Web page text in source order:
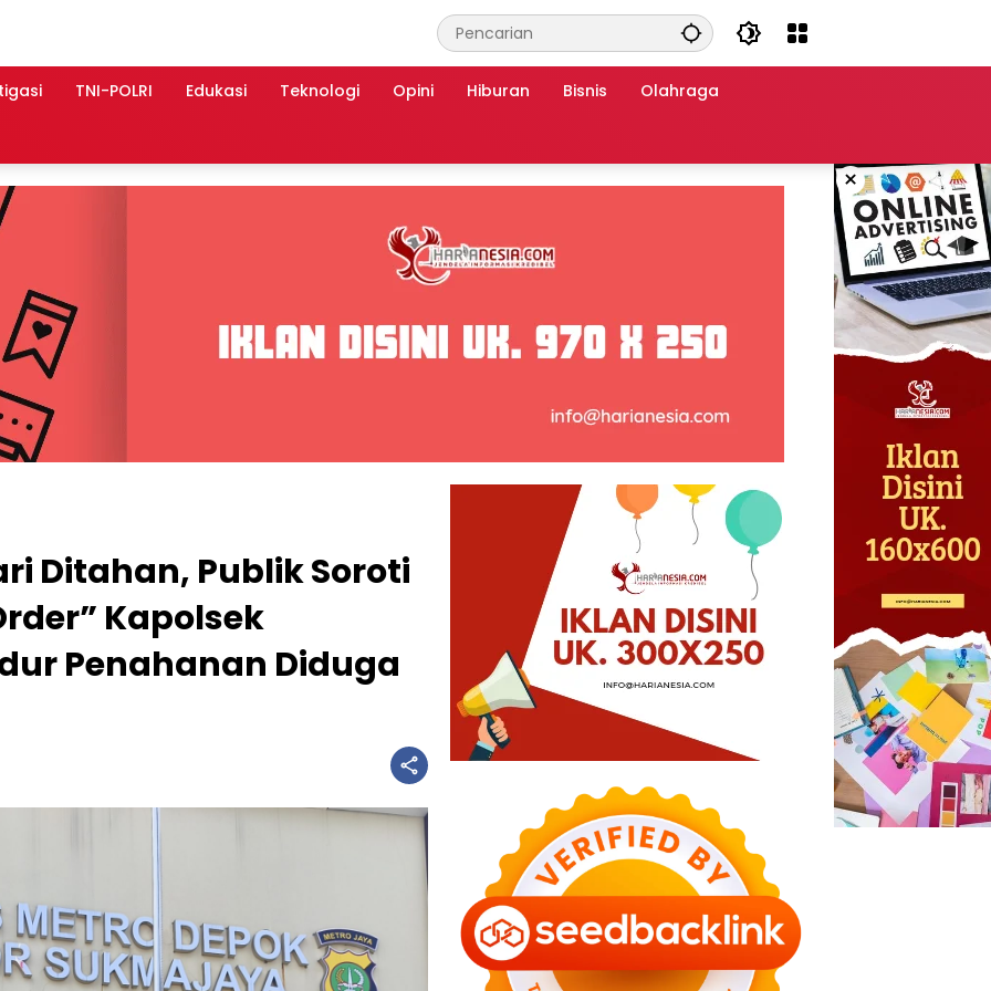
TNI-POLRI Edukasi Teknologi Opini Hiburan Bisnis Olahraga
×
Ditahan, Publik Soroti
Kapolsek
Penahanan Diduga